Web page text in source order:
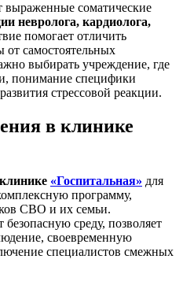
выраженные соматические
невролога, кардиолога,
помогает отличить
от самостоятельных
выбирать учреждение, где
понимание специфики
стрессовой реакции.
в клинике
«Госпитальная» для
программу,
СВО и их семьи.
среду, позволяет
своевременную
специалистов смежных